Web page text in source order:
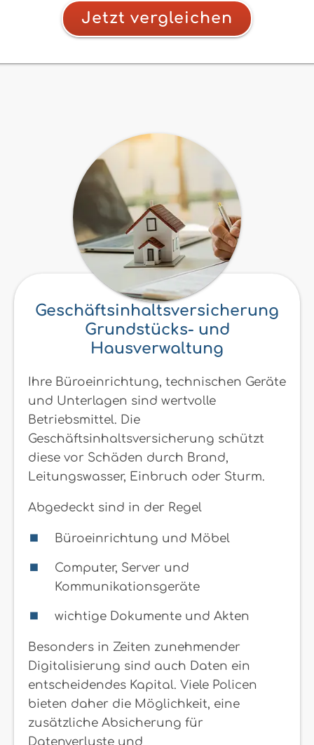
Jetzt vergleichen
Geschäftsinhaltsversicherung
Grundstücks- und
Hausverwaltung
Ihre Büroeinrichtung, technischen Geräte
und Unterlagen sind wertvolle
Betriebsmittel. Die
Geschäftsinhaltsversicherung schützt
diese vor Schäden durch Brand,
Leitungswasser, Einbruch oder Sturm.
Abgedeckt sind in der Regel
Büroeinrichtung und Möbel
Computer, Server und
Kommunikationsgeräte
wichtige Dokumente und Akten
Besonders in Zeiten zunehmender
Digitalisierung sind auch Daten ein
entscheidendes Kapital. Viele Policen
bieten daher die Möglichkeit, eine
zusätzliche Absicherung für
Datenverluste und